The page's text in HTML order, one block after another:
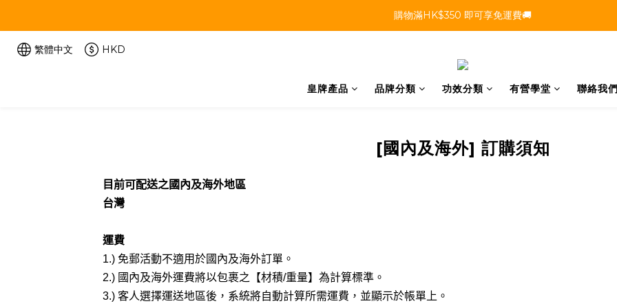
購物滿HK$350 即可享免運費🚚
繁體中文 HKD
皇牌產品 品牌分類 功效分類 有營學堂 聯絡我
[國內及海外] 訂購須知
目前可配送之國內及海外地區
台灣
運費
1.) 免郵活動不適用於國內及海外訂單。
2.) 國內及海外運費將以包裹之【材積/重量】為計算標準。
3.) 客人選擇運送地區後，系統將自動計算所需運費，並顯示於帳單上。